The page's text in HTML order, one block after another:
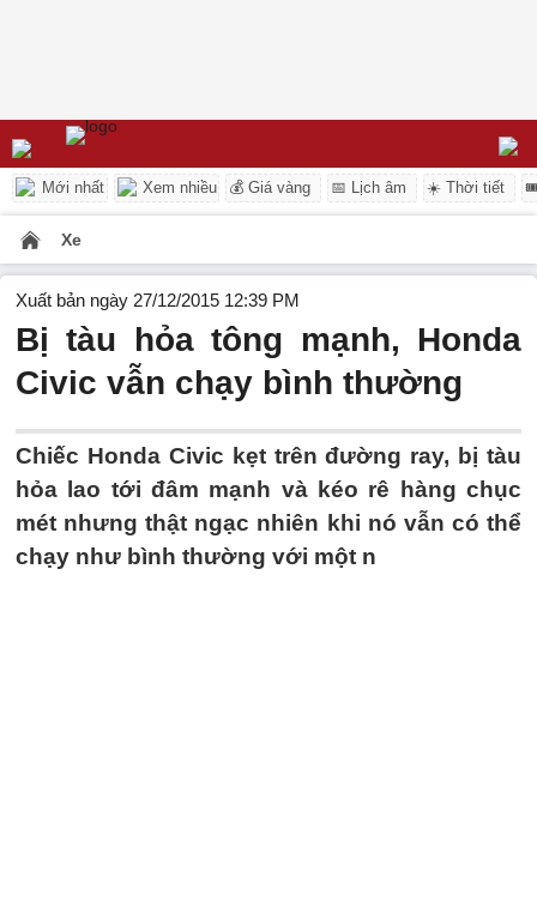
Mới nhất Xem nhiều 💰 Giá vàng 📅 Lịch âm ☀️ Thời tiết
Xe
Xuất bản ngày 27/12/2015 12:39 PM
Bị tàu hỏa tông mạnh, Honda
Civic vẫn chạy bình thường
Chiếc Honda Civic kẹt trên đường ray, bị tàu
hỏa lao tới đâm mạnh và kéo rê hàng chục
mét nhưng thật ngạc nhiên khi nó vẫn có thể
chạy như bình thường với một n